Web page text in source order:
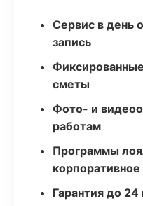
Сервис в день
запись
сметы
Фото- и
работам
Программы
Гарантия до